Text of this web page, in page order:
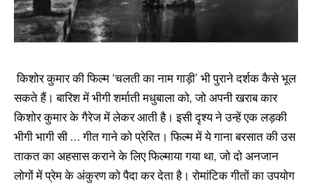
किशोर कुमार की फिल्म ‘चलती का नाम गाड़ी’ भी पुराने दर्शक कैसे भूल
सकते हैं। बारिश में भीगी शर्माती मधुबाला को, जो अपनी खराब कार
किशोर कुमार के गैरेज में लेकर आती है। इसी दृश्य ने उन्हें एक लड़की
भीगी भागी सी … गीत गाने को प्रेरित। फिल्म में ये गाना बरसात की उस
ताकत का अहसास कराने के लिए फिल्माया गया था, जो दो अनजान
लोगों में प्रेम के अंकुरण को पैदा कर देता है। रोमांटिक गीतों का उपयोग